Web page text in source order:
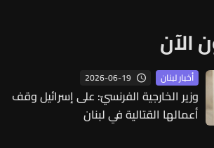
الآن
أخبار لبنان 2026-06-19
وزير الخارجية الفرنسيّ: على إسرائيل وقف
أعمالها القتالية في لبنان